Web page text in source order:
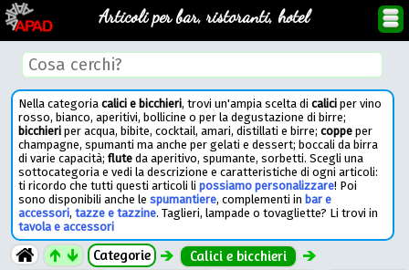
Articoli per bar, ristoranti, hotel
Nella categoria calici e bicchieri, trovi un'ampia scelta di caliciper vino
rosso, bianco, aperitivi, bollicine o per la degustazione di birre;
bicchieriper acqua, bibite, cocktail, amari, distillati e birre; coppeper
champagne, spumanti ma anche per gelati e dessert; boccali da birra
di varie capacità; fluteda aperitivo, spumante, sorbetti. Scegli una
sottocategoria e vedi la descrizione e caratteristiche di ogni articoli:
ti ricordo che tutti questi articoli li possiamo personalizzare! Poi
sono disponibili anche le spumantiere, complementi in bar e
accessori, tazze e tazzine. Taglieri, lampade o tovagliette? Li trovi in
tavola e accessori
Categorie Calici e bicchieri